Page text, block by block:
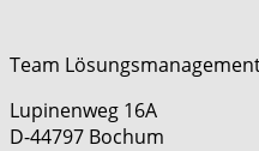
Team
Lupinenweg 16A
D-44797 Bochum